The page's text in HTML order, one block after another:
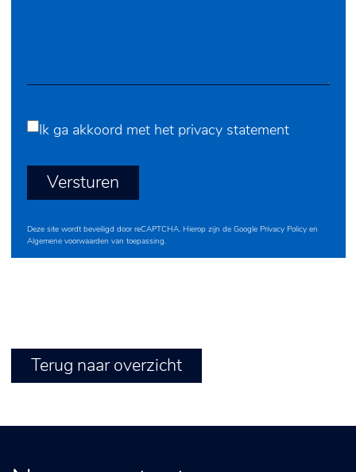
Ik ga akkoord met het privacy statement
Versturen
Deze site wordt beveiligd door reCAPTCHA. Hierop zijn de Google Privacy Policyen
Algemene voorwaarden van toepassing.
Terug naar overzicht